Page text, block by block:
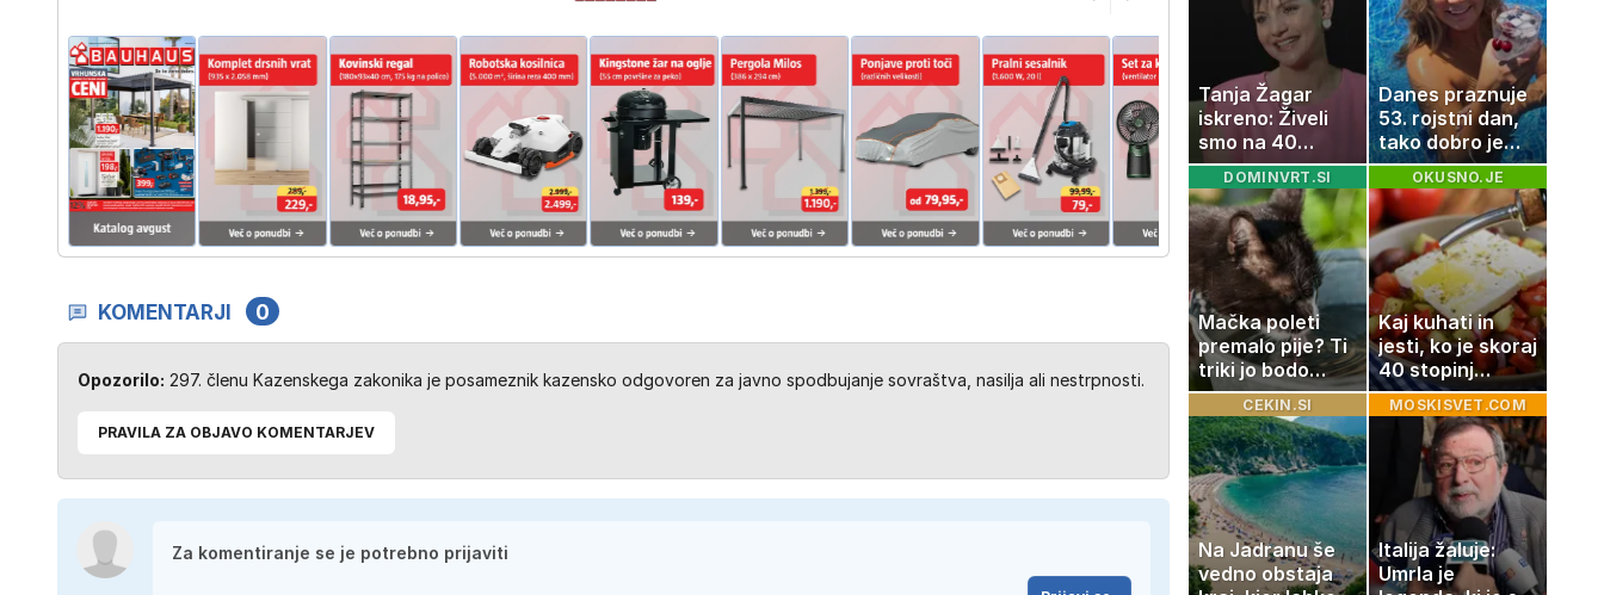
KOMENTARJI 0
Opozorilo: 297. členu Kazenskega zakonika je posameznik kazensko odgovoren za javno spodbujanje sovraštva, nasilja ali nestrpnosti.
PRAVILA ZA OBJAVO KOMENTARJEV
Tanja Žagar
iskreno: Živeli
smo na 40
kvadratih, a
imela sem vse,
kar otrok
potrebuje
Danes praznuje
53. rojstni dan,
tako dobro je
videti znana
Slovenka
DOMINVRT.SI
Mačka poleti
premalo pije? Ti
triki jo bodo
spodbudili, da
zaužije več vode
OKUSNO.JE
Kaj kuhati in
jesti, ko je skoraj
40 stopinj
Celzija: 5 kosil
brez prižiganja
pečice
CEKIN.SI
Na Jadranu še
vedno obstaja
MOSKISVET.COM
Italija žaluje:
Umrla je